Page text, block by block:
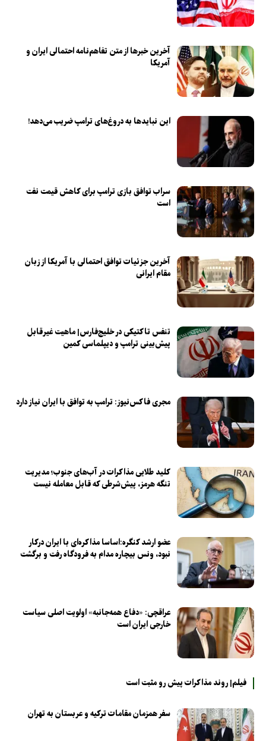
آخرین خبر‌ها از متن تفاهم‌نامه احتمالی ایران و
آمریکا
این نباید‌ها به دروغ‌های ترامپ ضریب می‌دهد!
سراب توافق بازی ترامپ برای کاهش قیمت نفت
است
آخرین جزئیات توافق احتمالی با آمریکا از زبان
مقام ایرانی
تنفس تاکتیکی در خلیج‌فارس| ماهیت غیرقابل
پیش‌بینی ترامپ و دیپلماسی کمین
مجری فاکس‌نیوز: ترامپ به توافق با ایران نیاز دارد
کلید طلایی مذاکرات در آب‌های جنوب؛ مدیریت
تنگه هرمز، پیش‌شرطی که قابل معامله نیست
عضو ارشد کنگره:اساسا مذاکره‌ای با ایران درکار
نبود، ونس بیچاره مدام به فرودگاه رفت و برگشت
عراقچی: «دفاع همه‌جانبه» اولویت اصلی سیاست
خارجی ایران است
فیلم| روند مذاکرات پیش رو مثبت است
سفر همزمان مقامات ترکیه و عربستان به تهران